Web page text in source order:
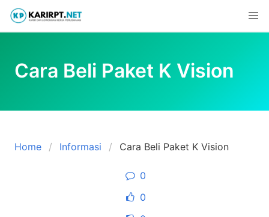
Skip
content
Cara Beli Paket K Vision
Home Informasi Cara Beli Paket K Vision
0
0